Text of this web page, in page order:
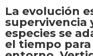
La evolución
supervivencia
especies se
el tiempo